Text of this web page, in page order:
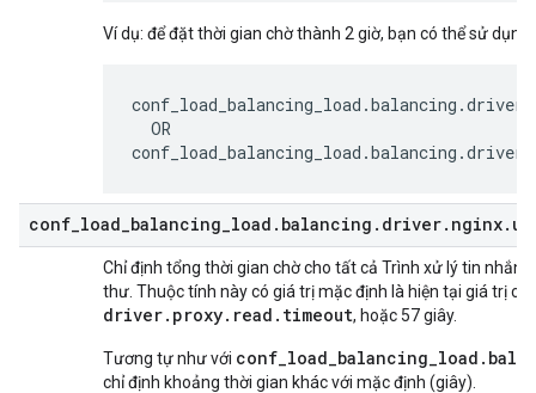
Ví dụ: để đặt thời gian chờ thành 2 giờ, bạn có thể sử
conf_load_balancing_load .balancing .driver
OR
conf_load_balancing_load .balancing .driver
conf load balancing load . balancing . driver. nginx.
Chỉ định tổng thời gian chờ cho tất cả Trình xử lý tin nhắn
thư. Thuộc tính này có giá trị mặc định là hiện tại giá trị
driver. proxy. read . timeout, hoặc 57 giây.
Tương tự như với
chỉ định khoảng thời gian khác với mặc định (giây).